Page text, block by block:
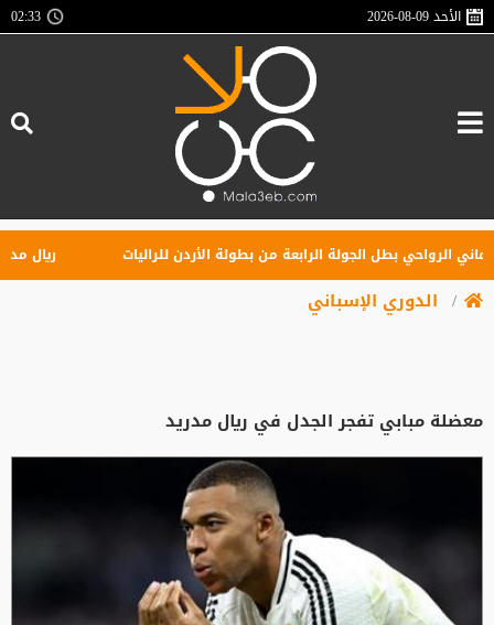
الأحد2026-08-09
02:33
الرواحي بطل الجولة الرابعة من بطولة الأردن للراليات ريال
الدوري الإسباني
معضلة مبابي تفجر الجدل في ريال مدريد